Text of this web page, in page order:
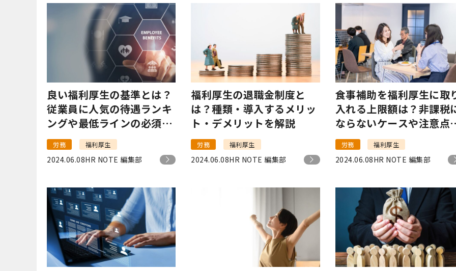
良い福利厚生の基準とは？
従業員に人気の待遇ランキ
ングや最低ラインの必須項
目を紹介
労務 福利厚生
2024.06.08HR NOTE 編集部
福利厚生の退職金制度と
は？種類・導入するメリッ
ト・デメリットを解説
労務 福利厚生
2024.06.08HR NOTE 編集部
食事補助を福利厚生に取
入れる上限額は？非課税
ならないケースや注意点
解説
労務 福利厚生
2024.06.08HR NOTE 編集部